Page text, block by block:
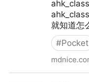
就知道怎
#Pocket